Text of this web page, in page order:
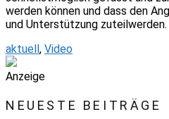
werden können und dass den
und Unterstützung zuteilwerden.
aktuell, Video
Anzeige
NEUESTE BEITRÄGE